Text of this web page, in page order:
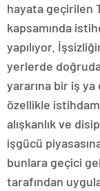
hayata geçirilen
kapsamında
yapılıyor.
yerlerde
yararına bir iş
özellikle
alışkanlık ve
işgücü
bunlara geçici
tarafından